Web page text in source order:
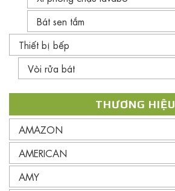
Bát sen tắm
Thiết bị bếp
Vòi rửa bát
THƯƠNG HIỆU
AMAZON
AMERICAN
AMY